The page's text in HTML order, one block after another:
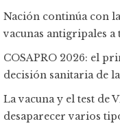
Nación continúa con
vacunas antigripales a
COSAPRO 2026: el
decisión sanitaria de
La vacuna y el test de
desaparecer varios